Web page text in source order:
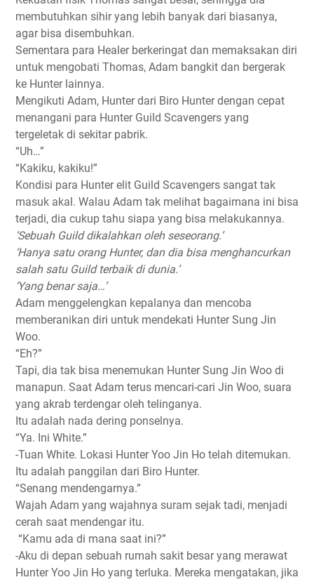
membutuhkan sihir yang lebih banyak dari biasanya,
agar bisa disembuhkan.
Sementara para Healer berkeringat dan memaksakan diri
untuk mengobati Thomas, Adam bangkit dan bergerak
ke Hunter lainnya.
Mengikuti Adam, Hunter dari Biro Hunter dengan cepat
menangani para Hunter Guild Scavengers yang
tergeletak di sekitar pabrik.
“Uh…”
“Kakiku, kakiku!”
Kondisi para Hunter elit Guild Scavengers sangat tak
masuk akal. Walau Adam tak melihat bagaimana ini bisa
terjadi, dia cukup tahu siapa yang bisa melakukannya.
‘Sebuah Guild dikalahkan oleh seseorang.’
‘Hanya satu orang Hunter, dan dia bisa menghancurkan
salah satu Guild terbaik di dunia.’
‘Yang benar saja…’
Adam menggelengkan kepalanya dan mencoba
memberanikan diri untuk mendekati Hunter Sung Jin
Woo.
“Eh?”
Tapi, dia tak bisa menemukan Hunter Sung Jin Woo di
manapun. Saat Adam terus mencari-cari Jin Woo, suara
yang akrab terdengar oleh telinganya.
Itu adalah nada dering ponselnya.
“Ya. Ini White.”
-Tuan White. Lokasi Hunter Yoo Jin Ho telah ditemukan.
Itu adalah panggilan dari Biro Hunter.
“Senang mendengarnya.”
Wajah Adam yang wajahnya suram sejak tadi, menjadi
cerah saat mendengar itu.
“Kamu ada di mana saat ini?”
-Aku di depan sebuah rumah sakit besar yang merawat
Hunter Yoo Jin Ho yang terluka. Mereka mengatakan, jika